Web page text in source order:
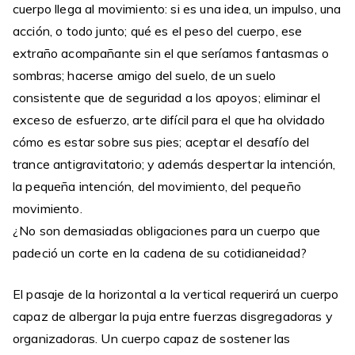
cuerpo llega al movimiento: si es una idea, un impulso, una
acción, o todo junto; qué es el peso del cuerpo, ese
extraño acompañante sin el que seríamos fantasmas o
sombras; hacerse amigo del suelo, de un suelo
consistente que de seguridad a los apoyos; eliminar el
exceso de esfuerzo, arte difícil para el que ha olvidado
cómo es estar sobre sus pies; aceptar el desafío del
trance antigravitatorio; y además despertar la intención,
la pequeña intención, del movimiento, del pequeño
movimiento.
¿No son demasiadas obligaciones para un cuerpo que
padeció un corte en la cadena de su cotidianeidad?
El pasaje de la horizontal a la vertical requerirá un cuerpo
capaz de albergar la puja entre fuerzas disgregadoras y
organizadoras. Un cuerpo capaz de sostener las